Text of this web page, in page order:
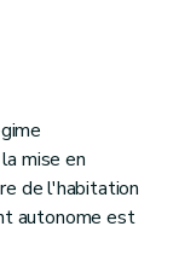
mise en
de l'habitation
autonome est